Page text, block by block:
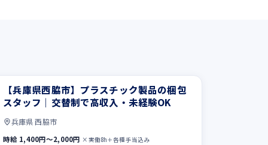
【兵庫県西脇市】プラスチック製品の梱包
スタッフ｜交替制で高収入・未経験OK
兵庫県 西脇市
時給 1,400円〜2,000円 ×実働8h＋各種手当込み